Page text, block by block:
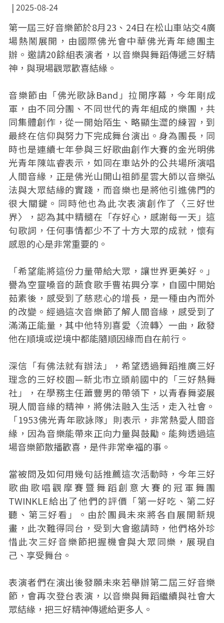
2025-08-24
第一屆三好音樂節於8月23、24日在松山車站交4廣
場熱鬧展開，由國際佛光會中華佛光青年總團主
辦。邀請20餘組表演者，以音樂與舞蹈傳遞三好精
神，與現場觀眾歡喜結緣。
音樂節由「佛光歌詠Band」拉開序幕，今年剛成
軍，由不同分團、不同世代的青年組成的樂團，共
同集體創作，從一開始陌生、略顯生澀的練習，到
最終在信仰與努力下完成舞台演出。身為團長，同
時也是連續七年參與三好歌曲創作大賽的金光明佛
光青年陳竑睿表示，如同在車站外的公共場所演唱
人間音緣，正是佛光山開山祖師星雲大師以音樂弘
法與大眾結緣的實踐，而音樂也是將他引進佛門的
很大關鍵。同時他也為此次表演創作了〈三好世
界〉，認為其中精髓在「存好心，感謝每一天」這
句歌詞，任何事情都少不了十方大眾的成就，懷有
感恩的心是非常重要的。
「希望能將這份力量帶給大眾，讓世界更美好。」
譽為空靈嗓音的蔬食歌手曹祐興分享，自國中開始
茹素後，感受到了慈悲心的增長，是一種由內而外
的改變。經過這次音樂節了解人間音緣，感受到了
滿滿正能量，其中他特別喜愛〈流轉〉一曲，啟發
他在順境或逆境中都能隨順因緣而自在前行。
深信「有佛法就有辦法」，希望透過舞蹈推廣三好
理念的三好校園—新北市立頭前國中的「三好熱舞
社」，在學務主任蕭豐男的帶領下，以青春舞姿展
現人間音緣的精神，將佛法融入生活，走入社會。
「1953佛光青年歌詠隊」則表示，非常熱愛人間音
緣，因為音樂能帶來正向力量與鼓勵。能夠透過這
場音樂節散播歡喜，是件非常幸福的事。
當被問及如何用幾句話推薦這次活動時，今年三好
歌曲歌唱觀摩賽暨舞蹈創意大賽的冠軍舞團
TWINKLE給出了他們的評價「第一好吃、第二好
聽、第三好看」。由於團員未來將各自展開新規
畫，此次難得同台，受到大會邀請時，他們格外珍
惜此次三好音樂節把握機會與大眾同樂，展現自
己、享受舞台。
表演者們在演出後發願未來若舉辦第二屆三好音樂
節，會再次登台表演，以音樂與舞蹈繼續與社會大
眾結緣，把三好精神傳遞給更多人。